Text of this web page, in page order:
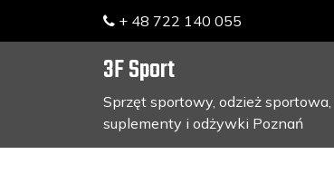
+ 48 722 140 055
3F Sport
Sprzęt sportowy, odzież sportowa,
suplementy i odżywki Poznań